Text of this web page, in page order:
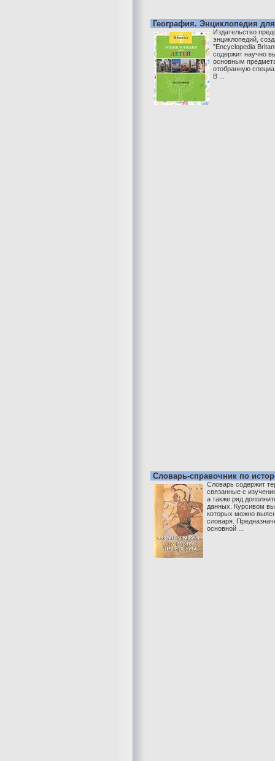
География. Энциклопедия
Издательство
энциклопедий,
"Encyclopedia
содержит научно
основным
отобранную
В ...
Словарь-справочник по
Словарь содержит
связанные с
а также ряд
данных. Курсивом
которых можно
словаря.
основной ...